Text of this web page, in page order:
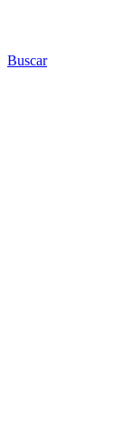
Buscar